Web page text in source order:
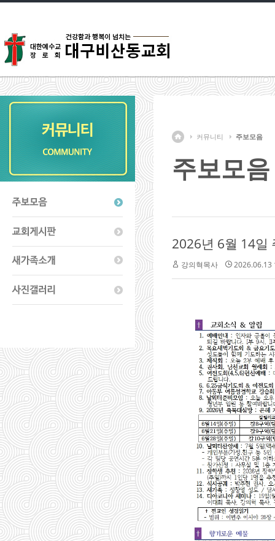
커뮤니티 주보모음
주보모음
2026년 6월 14일
강의혁목사 2026.06.13